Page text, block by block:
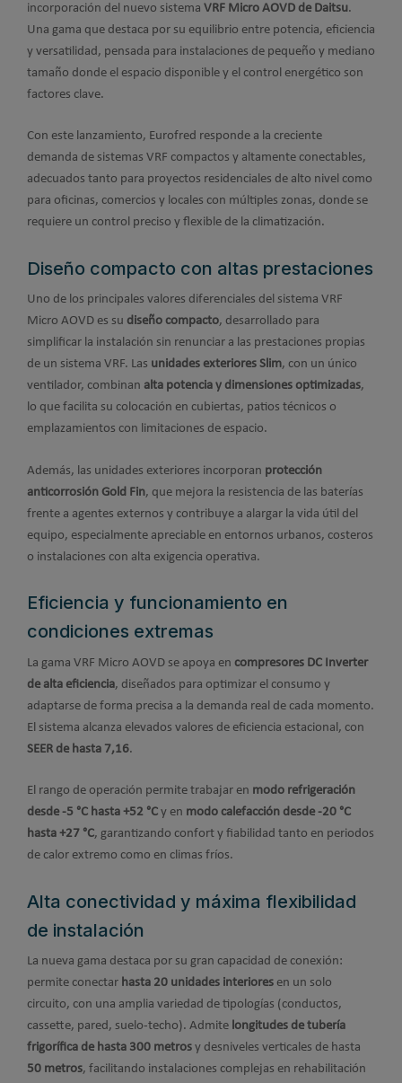
incorporación del nuevo sistema VRF Micro AOVD de Daitsu.
Una gama que destaca por su equilibrio entre potencia, eficiencia
y versatilidad, pensada para instalaciones de pequeño y mediano
tamaño donde el espacio disponible y el control energético son
factores clave.
Con este lanzamiento, Eurofred responde a la creciente
demanda de sistemas VRF compactos y altamente conectables,
adecuados tanto para proyectos residenciales de alto nivel como
para oficinas, comercios y locales con múltiples zonas, donde se
requiere un control preciso y flexible de la climatización.
Diseño compacto con altas prestaciones
Uno de los principales valores diferenciales del sistema VRF
Micro AOVD es su diseño compacto, desarrollado para
simplificar la instalación sin renunciar a las prestaciones propias
de un sistema VRF. Las unidades exteriores Slim, con un único
ventilador, combinan alta potencia y dimensiones optimizadas,
lo que facilita su colocación en cubiertas, patios técnicos o
emplazamientos con limitaciones de espacio.
Además, las unidades exteriores incorporan protección
anticorrosión Gold Fin, que mejora la resistencia de las baterías
frente a agentes externos y contribuye a alargar la vida útil del
equipo, especialmente apreciable en entornos urbanos, costeros
o instalaciones con alta exigencia operativa.
Eficiencia y funcionamiento en
condiciones extremas
La gama VRF Micro AOVD se apoya en compresores DC Inverter
de alta eficiencia, diseñados para optimizar el consumo y
adaptarse de forma precisa a la demanda real de cada momento.
El sistema alcanza elevados valores de eficiencia estacional, con
SEER de hasta 7,16.
El rango de operación permite trabajar en modo refrigeración
desde -5 °C hasta +52 °C y en modo calefacción desde -20 °C
hasta +27 °C, garantizando confort y fiabilidad tanto en periodos
de calor extremo como en climas fríos.
Alta conectividad y máxima flexibilidad
de instalación
La nueva gama destaca por su gran capacidad de conexión:
permite conectar hasta 20 unidades interiores en un solo
circuito, con una amplia variedad de tipologías (conductos,
cassette, pared, suelo-techo). Admite longitudes de tubería
frigorífica de hasta 300 metros y desniveles verticales de hasta
50 metros, facilitando instalaciones complejas en rehabilitación